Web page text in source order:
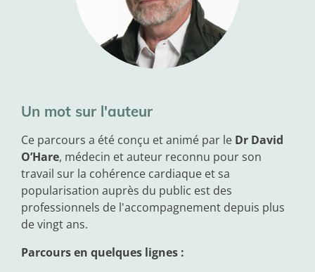
Un mot sur l'auteur
Ce parcours a été conçu et animé par le Dr David
O’Hare, médecin et auteur reconnu pour son
travail sur la cohérence cardiaque et sa
popularisation auprès du public est des
professionnels de l'accompagnement depuis plus
de vingt ans.
Parcours en quelques lignes :